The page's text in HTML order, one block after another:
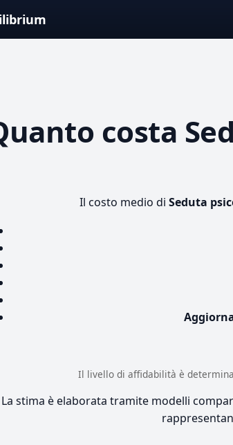
costa
Il costo medio di Seduta
Il livello di affidabilità è
La stima è elaborata tramite modelli